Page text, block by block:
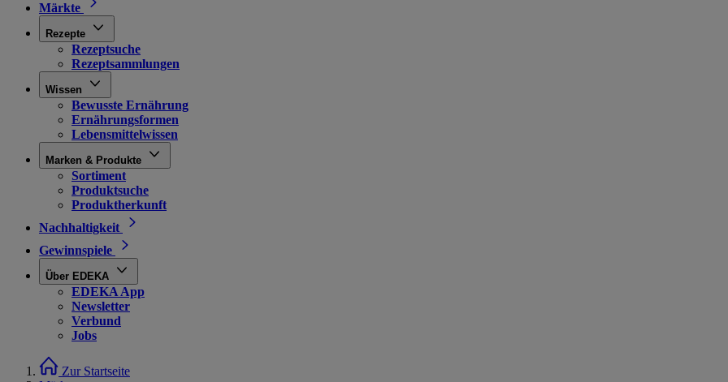
Märkte
Rezepte
Rezeptsuche
Rezeptsammlungen
Wissen
Bewusste Ernährung
Ernährungsformen
Lebensmittelwissen
Marken & Produkte
Sortiment
Produktsuche
Produktherkunft
Nachhaltigkeit
Gewinnspiele
Über EDEKA
EDEKA App
Newsletter
Verbund
Jobs
Zur Startseite